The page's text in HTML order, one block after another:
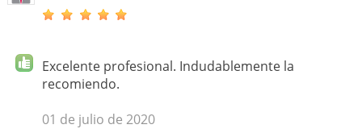
Excelente profesional. Indudablemente la
recomiendo.
01 de julio de 2020